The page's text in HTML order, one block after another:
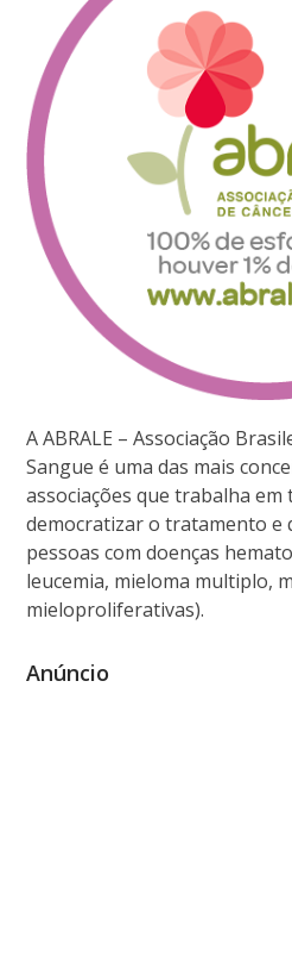
A ABRALE – Associação
Sangue é uma das mais
associações que trabalha
democratizar o tratamento e
pessoas com doenças
leucemia, mieloma multiplo,
mieloproliferativas).
Anúncio